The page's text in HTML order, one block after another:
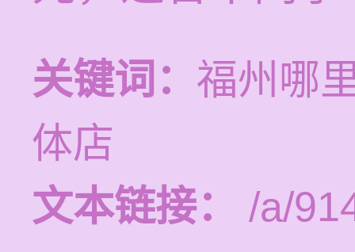
关键词： 福州哪
体店
文本链接：
/a/